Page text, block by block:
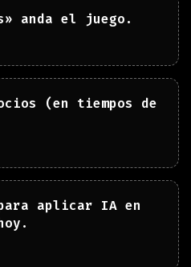
anda el juego.
(en tiempos de
aplicar IA en